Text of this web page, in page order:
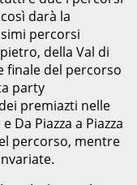
darà la
percorsi
della Val di
finale del percorso
party
premiazti nelle
Da Piazza a Piazza
percorso, mentre